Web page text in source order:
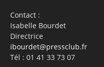
Contact :
Isabelle Bourdet
Directrice
ibourdet@pressclub.fr
Tél : 01 41 33 73 07